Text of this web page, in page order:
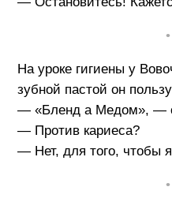
На уроке гигиены у
зубной пастой он
— «Бленд а Медом», —
— Против кариеса?
— Нет, для того, чтобы